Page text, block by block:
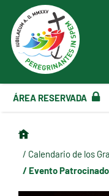
ÁREA RESERVADA
/ Calendario de los
/ Evento Patrocinado